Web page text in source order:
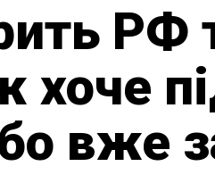
хоче
вже